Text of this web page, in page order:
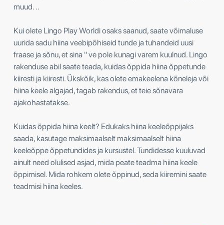
muud. ..
Kui olete Lingo Play Worldi osaks saanud, saate võimaluse
uurida sadu hiina veebipõhiseid tunde ja tuhandeid uusi
fraase ja sõnu, et sina " ve pole kunagi varem kuulnud. Lingo
rakenduse abil saate teada, kuidas õppida hiina õppetunde
kiiresti ja kiiresti. Ükskõik, kas olete emakeelena kõneleja või
hiina keele algajad, tagab rakendus, et teie sõnavara
ajakohastatakse.
Kuidas õppida hiina keelt? Edukaks hiina keeleõppijaks
saada, kasutage maksimaalselt maksimaalselt hiina
keeleõppe õppetundides ja kursustel. Tundidesse kuuluvad
ainult need olulised asjad, mida peate teadma hiina keele
õppimisel. Mida rohkem olete õppinud, seda kiiremini saate
teadmisi hiina keeles.